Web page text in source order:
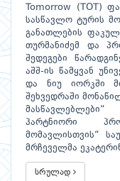
Tomorrow (TOT)
სასწავლო ტურის
განათლების
თურმანიძემ და
შედეგები
აშშ-ის წამყვან
და ნიუ იორკში
შეხვედრაში
პარტნიორი
მომავლისთვის“
მრჩეველმა
სრულად